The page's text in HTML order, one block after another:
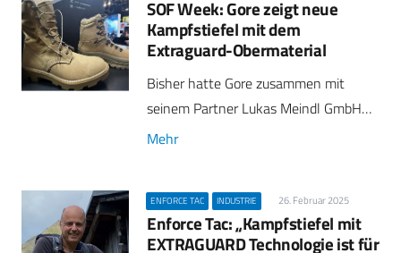
SOF Week: Gore zeigt neue
Kampfstiefel mit dem
Extraguard-Obermaterial
Bisher hatte Gore zusammen mit
seinem Partner Lukas Meindl GmbH…
Mehr
ENFORCE TAC INDUSTRIE 26. Februar 2025
Enforce Tac: „Kampfstiefel mit
EXTRAGUARD Technologie ist für